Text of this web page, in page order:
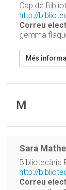
Cap de
http://
Correu
Més
M
Sara
Bibliotecària
http://
Correu